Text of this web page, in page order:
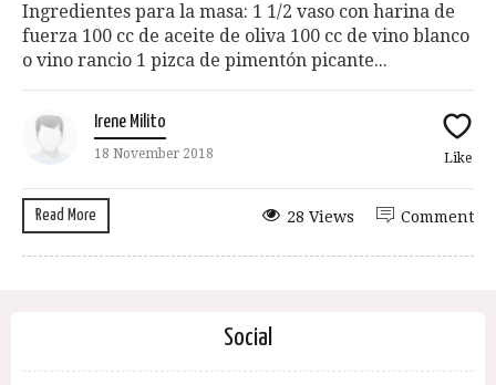
Ingredientes para la masa: 1 1/2 vaso con harina de
fuerza 100 cc de aceite de oliva 100 cc de vino blanco
o vino rancio 1 pizca de pimentón picante...
Irene Milito
18 November 2018 Like
Read More Comment
28 Views
Social